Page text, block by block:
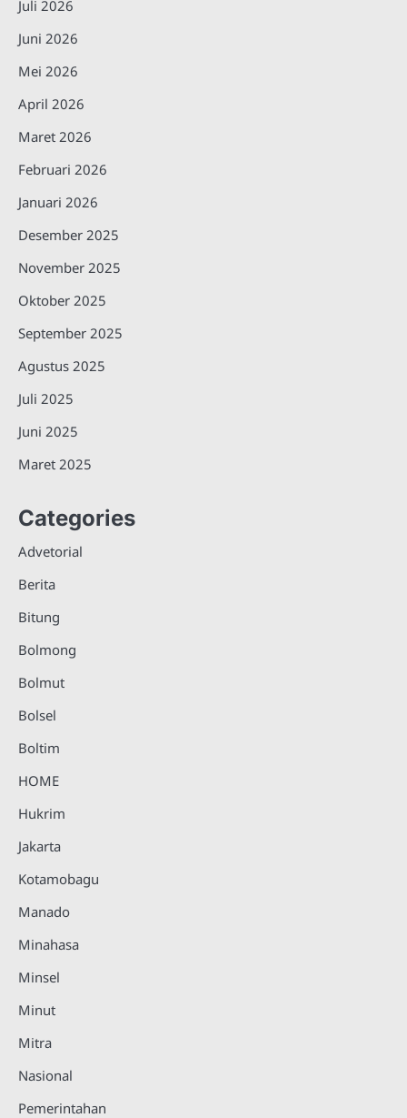
Juli 2026
Juni 2026
Mei 2026
April 2026
Maret 2026
Februari 2026
Januari 2026
Desember 2025
November 2025
Oktober 2025
September 2025
Agustus 2025
Juli 2025
Juni 2025
Maret 2025
Categories
Advetorial
Berita
Bitung
Bolmong
Bolmut
Bolsel
Boltim
HOME
Hukrim
Jakarta
Kotamobagu
Manado
Minahasa
Minsel
Minut
Mitra
Nasional
Pemerintahan